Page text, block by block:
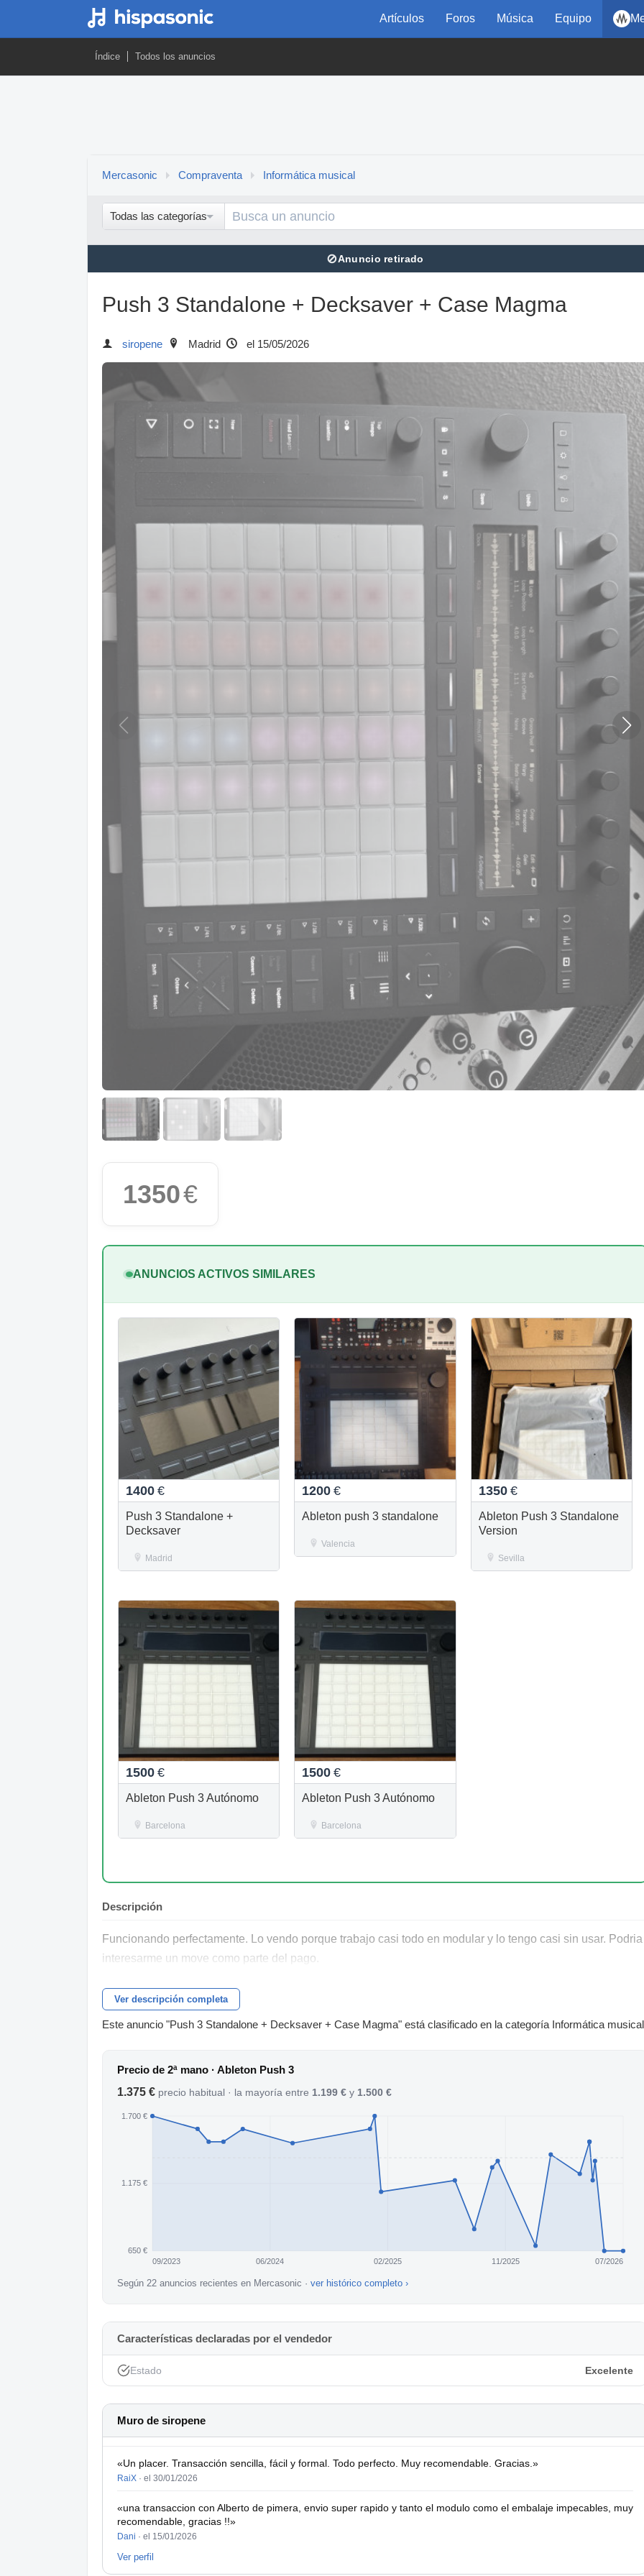
Artículos Foros Música Equipo
Índice Todos los anuncios
Mercasonic Compraventa Informática musical
Todas las categorías
⊘Anuncio retirado
Push 3 Standalone + Decksaver + Case Magma
siropene Madrid el 15/05/2026
1350€
ANUNCIOS ACTIVOS SIMILARES
1400 €
Push 3 Standalone +
Decksaver
Madrid
1200 €
Ableton push 3 standalone
Valencia
1350 €
Ableton Push 3 Standalone
Version
Sevilla
1500 €
Ableton Push 3 Autónomo
Barcelona
1500 €
Ableton Push 3 Autónomo
Barcelona
Descripción
Funcionando perfectamente. Lo vendo porque trabajo casi todo en modular y lo tengo casi sin usar. Podria
interesarme un move como parte del pago.
Ver descripción completa
Este anuncio "Push 3 Standalone + Decksaver + Case Magma" está clasificado en la categoría Informática
Precio de 2ª mano · Ableton Push 3
1.375 € precio habitual · la mayoría entre 1.199 € y 1.500 €
650 €
1.175 €
1.700 €
09/2023 06/2024 02/2025 11/2025 07/2026
Según 22 anuncios recientes en Mercasonic · ver histórico completo ›
Características declaradas por el vendedor
Estado Excelente
Muro de siropene
«Un placer. Transacción sencilla, fácil y formal. Todo perfecto. Muy recomendable. Gracias.»
RaiX · el 30/01/2026
«una transaccion con Alberto de pimera, envio super rapido y tanto el modulo como el embalaje impecables, muy
recomendable, gracias !!»
Dani · el 15/01/2026
Ver perfil